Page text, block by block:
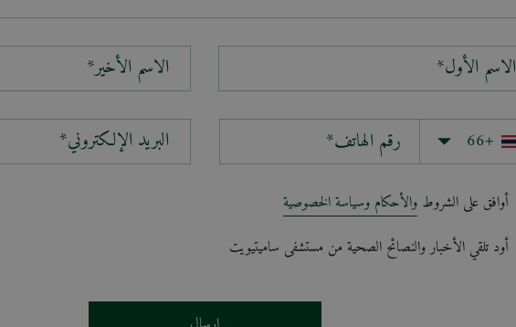
الاسم الأول* الاسم الأخير*
البريد الإلكتروني*
أوافق على الشروط والأحكام وسياسة الخصوصية
أود تلقي الأخبار والنصائح الصحية من مستشفى ساميتيويت